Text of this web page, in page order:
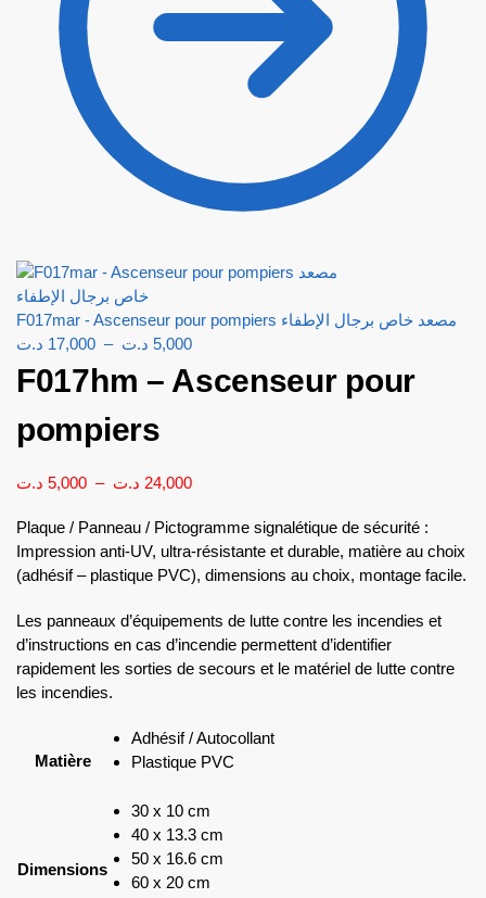
F017mar - Ascenseur pour pompiers مصعد خاص برجال الإطفاء
5,000 د.ت –
17,000 د.ت
F017hm – Ascenseur pour
pompiers
5,000 د.ت – 24,000 د.ت
Plaque / Panneau / Pictogramme signalétique de sécurité :
Impression anti-UV, ultra-résistante et durable, matière au choix
(adhésif – plastique PVC), dimensions au choix, montage facile.
Les panneaux d’équipements de lutte contre les incendies et
d’instructions en cas d’incendie permettent d’identifier
rapidement les sorties de secours et le matériel de lutte contre
les incendies.
Matière
Adhésif / Autocollant
Plastique PVC
Dimensions
30 x 10 cm
40 x 13.3 cm
50 x 16.6 cm
60 x 20 cm